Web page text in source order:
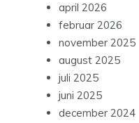
april 2026
februar 2026
november 2025
august 2025
juli 2025
juni 2025
december 2024